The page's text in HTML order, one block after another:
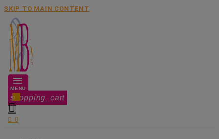
SKIP TO MAIN CONTENT
MENU
shopping_cart
0

 0